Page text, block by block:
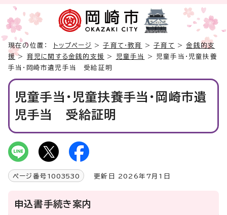
現在の位置： トップページ >子育て・教育 >子育て >金銭的支
援> 育児に関する金銭的支援 > 児童手当
> 児童手当・児童扶養
手当・岡崎市遺児手当 受給証明
児童手当・児童扶養手当・岡崎市遺
児手当 受給証明
ページ番号 1003530 更新日 2026年7月1日
申込書手続き案内